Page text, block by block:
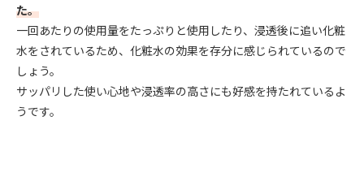
た。
一回あたりの使用量をたっぷりと使用したり、浸透後に追い化粧
水をされているため、化粧水の効果を存分に感じられているので
しょう。
サッパリした使い心地や浸透率の高さにも好感を持たれているよ
うです。